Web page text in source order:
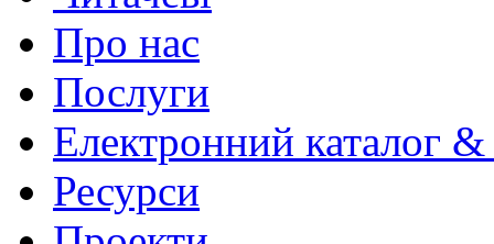
Про нас
Послуги
Електронний каталог
Ресурси